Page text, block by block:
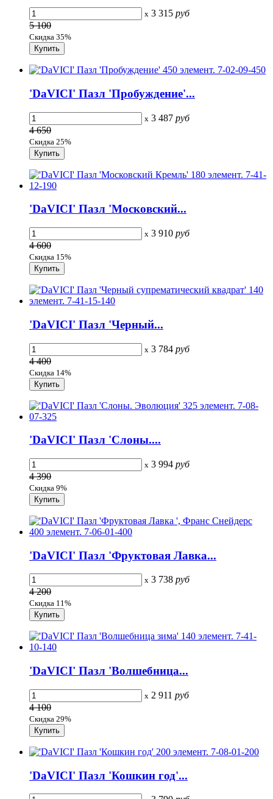
x 3 315 руб
5 100
Скидка 35%
'DaVICI' Пазл 'Пробуждение'...
x 3 487 руб
4 650
Скидка 25%
'DaVICI' Пазл 'Московский...
x 3 910 руб
4 600
Скидка 15%
'DaVICI' Пазл 'Черный...
x 3 784 руб
4 400
Скидка 14%
'DaVICI' Пазл 'Слоны....
x 3 994 руб
4 390
Скидка 9%
'DaVICI' Пазл 'Фруктовая Лавка...
x 3 738 руб
4 200
Скидка 11%
'DaVICI' Пазл 'Волшебница...
x 2 911 руб
4 100
Скидка 29%
'DaVICI' Пазл 'Кошкин год'...